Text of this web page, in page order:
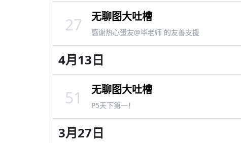
无聊图大吐槽
感谢热心蛋友@毕老师 的友善支援
27
4月13日
无聊图大吐槽
P5天下第一！
51
3月27日